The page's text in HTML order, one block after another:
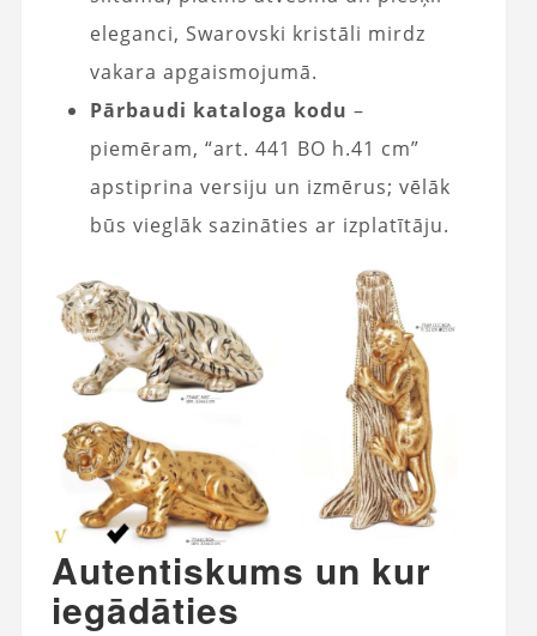
eleganci, Swarovski kristāli mirdz
vakara apgaismojumā.
Pārbaudi kataloga kodu –
piemēram, “art. 441 BO h.41 cm”
apstiprina versiju un izmērus; vēlāk
būs vieglāk sazināties ar izplatītāju.
Autentiskums un kur
iegādāties